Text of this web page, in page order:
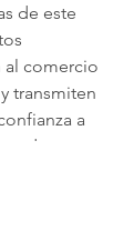
de este
al comercio
transmiten
a